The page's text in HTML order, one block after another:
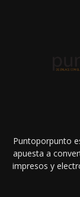
Puntoporpunto
apuesta a
impresos y